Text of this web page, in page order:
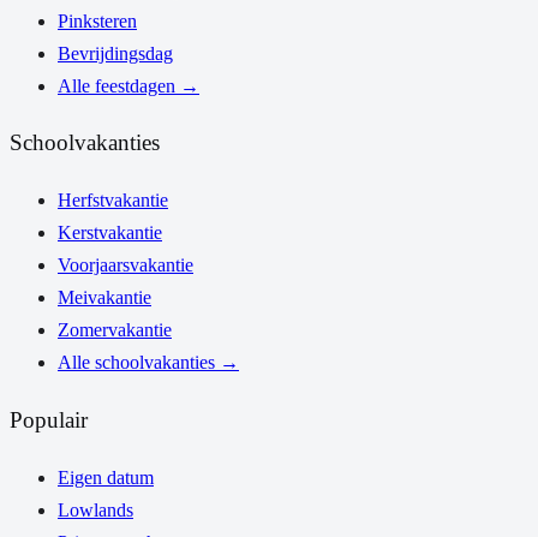
Pinksteren
Bevrijdingsdag
Alle feestdagen →
Schoolvakanties
Herfstvakantie
Kerstvakantie
Voorjaarsvakantie
Meivakantie
Zomervakantie
Alle schoolvakanties →
Populair
Eigen datum
Lowlands